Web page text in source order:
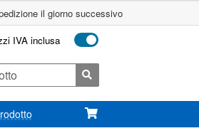
il giorno successivo
IVA inclusa